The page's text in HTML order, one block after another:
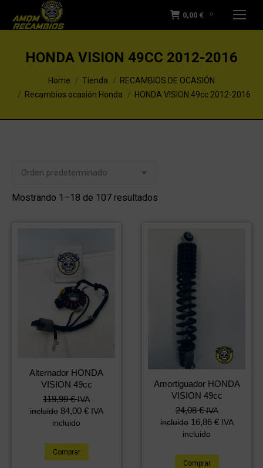
0,00 € 0
HONDA VISION 49CC 2012-2016
You are here:Home Tienda
RECAMBIOS DE OCASIÓN
Recambios ocasión Honda
HONDA VISION 49cc 2012-2016
Mostrando 1–18 de 107 resultados
Alternador HONDA
VISION 49cc
119,99€ IVA
incluido 84,00 € IVA
incluido
Comprar
Amortiguador HONDA
VISION 49cc
24,08€ IVA
incluido 16,86 € IVA
incluido
Comprar